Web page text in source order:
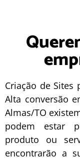
Criação de Sites
Alta conversão
Almas/TO
podem estar
produto ou
encontrarão a